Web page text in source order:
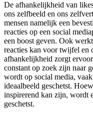
De afhankelijkheid van
ons zelfbeeld en ons
mensen namelijk een
reacties op een social
een boost geven. Ook
reacties kan voor twijfel en
afhankelijkheid zorgt
constant op zoek zijn naar
wordt op social media,
ideaalbeeld geschetst.
inspirerend kan zijn, wordt
geschetst.